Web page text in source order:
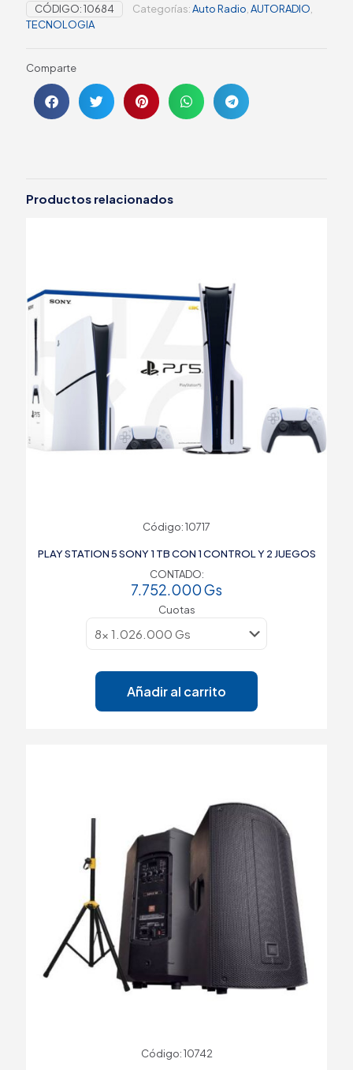
CÓDIGO:10684 Categorías:Auto Radio AUTORADIO
TECNOLOGIA
Comparte
Productos relacionados
Código: 10717
PLAY STATION 5 SONY 1 TB CON 1 CONTROL Y 2 JUEGOS
CONTADO:
7.752.000Gs
Cuotas
Añadir al carrito
Código: 10742